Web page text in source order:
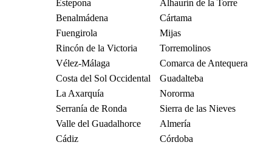
Estepona
Alhaurín de la Torre
Benalmádena
Cártama
Fuengirola
Mijas
Rincón de la Victoria
Torremolinos
Vélez-Málaga
Comarca de Antequera
Costa del Sol Occidental
Guadalteba
La Axarquía
Nororma
Serranía de Ronda
Sierra de las Nieves
Valle del Guadalhorce
Almería
Cádiz
Córdoba